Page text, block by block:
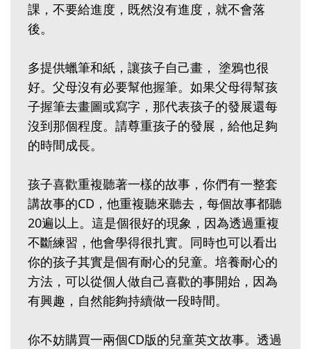
課，不要給進度，既然沒有進度，就不會落
後。
多提供蠟筆和紙，讓孩子自己畫， 塗鴉也很
好。父母沒有必要幫他握筆。如果父母得幫孩
子握筆去畫圖或寫字，那代表孩子的發展還每
沒到那個程度。請尊重孩子的發展，給他足夠
的時間成長。
孩子喜歡重複聽著一樣的故事，你們有一整套
講故事的CD，他重複聽來聽去，每個故事都聽
20遍以上。這是個很好的現象，因為透過重複
不斷練習，他會學得很扎實。同時也可以看出
你的孩子其實是個有耐心的兒童。培養耐心的
方法，可以從個人做自己喜歡的事開始，因為
有興趣，自然能夠持續做一段時間。
你不妨購買一兩個CD版的兒童英文故事。透過